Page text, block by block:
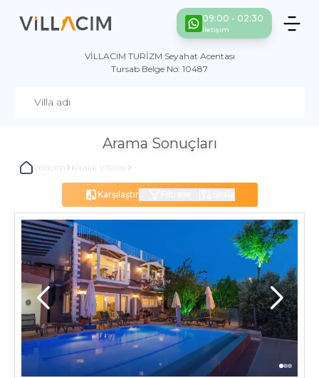
09:00 - 02:30
İletişim
VİLLACIM TURİZM Seyahat Acentası
Tursab Belge No: 10487
Arama Sonuçları
Villacım Kiralık Villalar
Karşılaştır